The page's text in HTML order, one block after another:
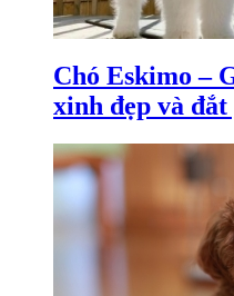
Chó Eskimo –
xinh đẹp và đắt